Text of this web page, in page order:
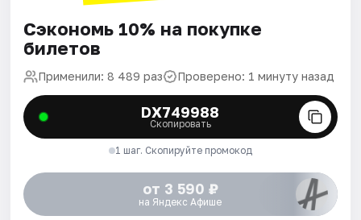
Сэкономь 10% на покупке
билетов
Применили: 8 489 раз Проверено: 1 минуту назад
DX749988
Скопировать
1 шаг. Скопируйте промокод
от 3 590 ₽
на Яндекс Афише